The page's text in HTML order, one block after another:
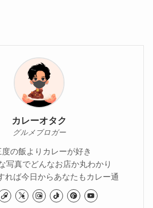
カレーオタク
グルメブロガー
の飯よりカレーが好き
写真でどんなお店か丸わかり
れば今日からあなたもカレー通